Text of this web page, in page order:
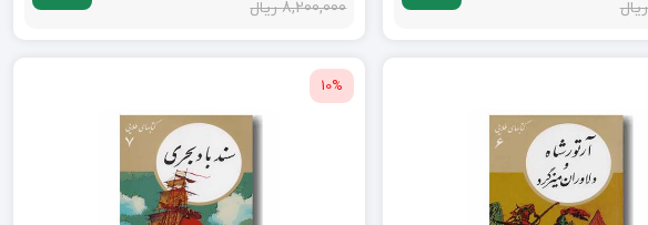
8,200,000 ریال
10%